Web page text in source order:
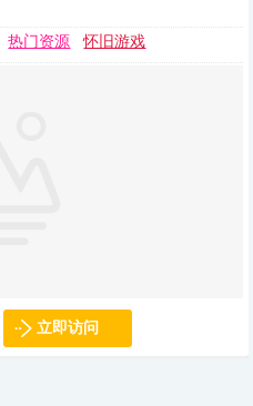
热门资源 怀旧游戏
立即访问